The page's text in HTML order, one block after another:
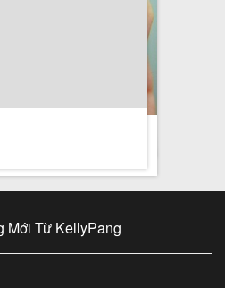
Mới Từ KellyPang